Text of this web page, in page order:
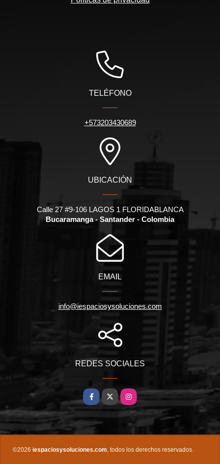
TELÉFONO
+573203430689
UBICACIÓN
Calle 27 #9-106 LAGOS 1 FLORIDABLANCA
Bucaramanga - Santander - Colombia
EMAIL
info@iespaciosysoluciones.com
REDES SOCIALES
Facebook
X Instagram
©2026 iespaciosysoluciones.com, todos los derechos reservados.